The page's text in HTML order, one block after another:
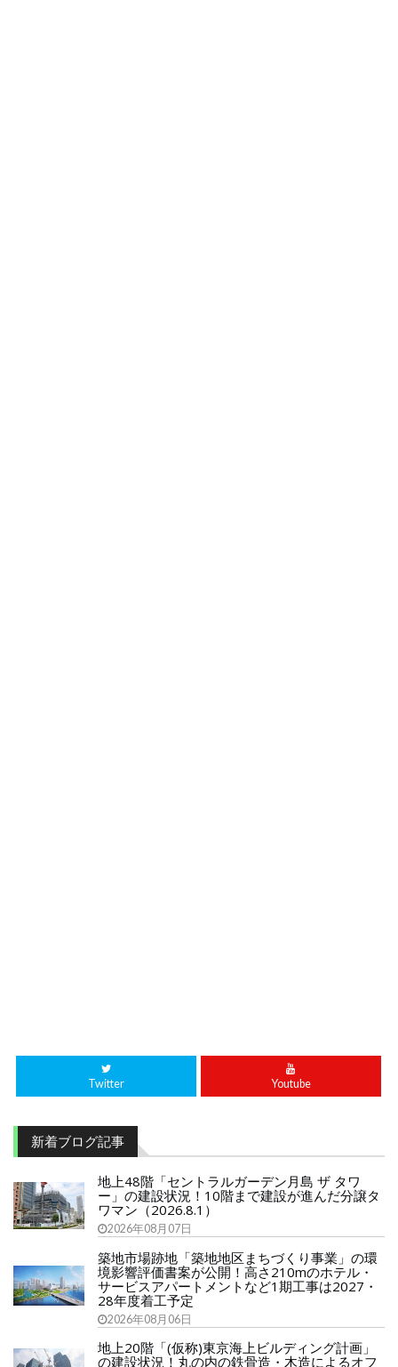
Twitter Youtube
新着ブログ記事
地上48階「セントラルガーデン月島 ザ タワ
ー」の建設状況！10階まで建設が進んだ分譲タ
ワマン（2026.8.1）
2026年08月07日
築地市場跡地「築地地区まちづくり事業」の環
境影響評価書案が公開！高さ210mのホテル・
サービスアパートメントなど1期工事は2027・
28年度着工予定
2026年08月06日
地上20階「(仮称)東京海上ビルディング計画」
の建設状況！丸の内の鉄骨造・木造によるオフ